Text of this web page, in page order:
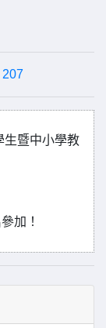
207
生暨中小學教
加！